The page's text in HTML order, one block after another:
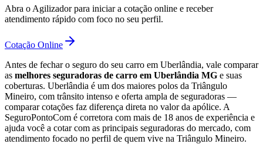
Abra o Agilizador para iniciar a cotação online e receber
atendimento rápido com foco no seu perfil.
Cotação Online
Antes de fechar o seguro do seu carro em Uberlândia, vale comparar
as melhores seguradoras de carro em Uberlândia MG e suas
coberturas. Uberlândia é um dos maiores polos da Triângulo
Mineiro, com trânsito intenso e oferta ampla de seguradoras —
comparar cotações faz diferença direta no valor da apólice. A
SeguroPontoCom é corretora com mais de 18 anos de experiência e
ajuda você a cotar com as principais seguradoras do mercado, com
atendimento focado no perfil de quem vive na Triângulo Mineiro.